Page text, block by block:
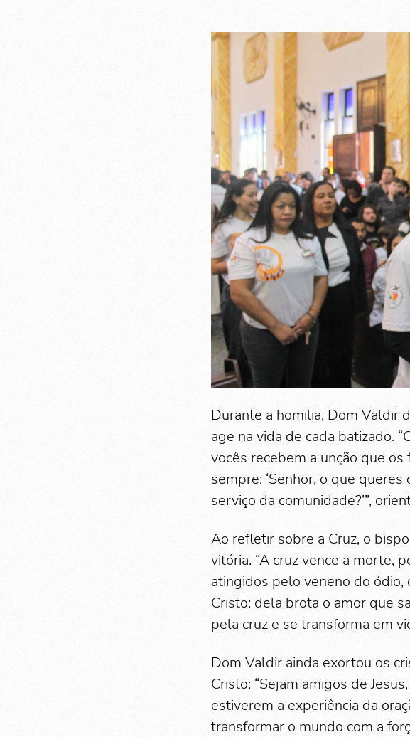
Durante a homilia, Dom Valdir
age na vida de cada batizado.
vocês recebem a unção que
sempre: ‘Senhor, o que
serviço da comunidade?’”,
Ao refletir sobre a Cruz, o
vitória. “A cruz vence a morte,
atingidos pelo veneno do ódio,
Cristo: dela brota o amor que
pela cruz e se transforma em
Dom Valdir ainda exortou os
Cristo: “Sejam amigos de
estiverem a experiência da
transformar o mundo com a